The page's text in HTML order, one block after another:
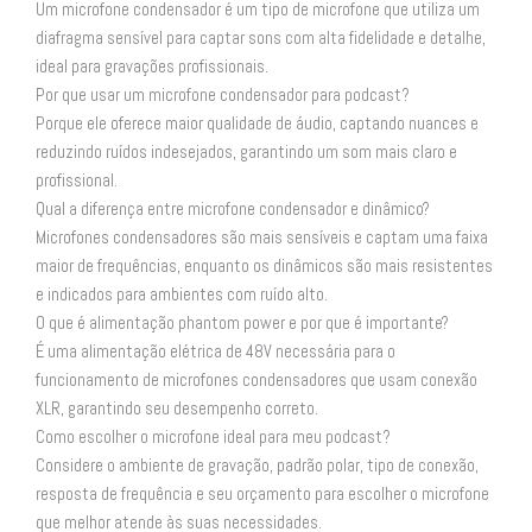
Um microfone condensador é um tipo de microfone que utiliza um
diafragma sensível para captar sons com alta fidelidade e detalhe,
ideal para gravações profissionais.
Por que usar um microfone condensador para podcast?
Porque ele oferece maior qualidade de áudio, captando nuances e
reduzindo ruídos indesejados, garantindo um som mais claro e
profissional.
Qual a diferença entre microfone condensador e dinâmico?
Microfones condensadores são mais sensíveis e captam uma faixa
maior de frequências, enquanto os dinâmicos são mais resistentes
e indicados para ambientes com ruído alto.
O que é alimentação phantom power e por que é importante?
É uma alimentação elétrica de 48V necessária para o
funcionamento de microfones condensadores que usam conexão
XLR, garantindo seu desempenho correto.
Como escolher o microfone ideal para meu podcast?
Considere o ambiente de gravação, padrão polar, tipo de conexão,
resposta de frequência e seu orçamento para escolher o microfone
que melhor atende às suas necessidades.